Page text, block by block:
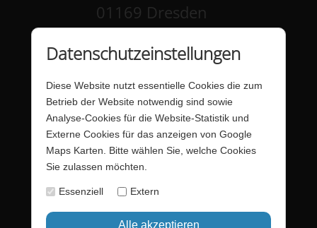
01169 Dresden
Kontakt
Datenschutz
Barrierefreiheit
Barriere melden
Startseite
Datenschutzeinstellungen
Diese Website nutzt essentielle Cookies die zum
Betrieb der Website notwendig sind sowie
Analyse-Cookies für die Website-Statistik und
Externe Cookies für das anzeigen von Google
Maps Karten. Bitte wählen Sie, welche Cookies
Sie zulassen möchten.
Essenziell Extern